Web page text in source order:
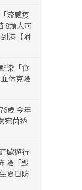
流感疫
8類人可
港【附
染「食
休克險
歲 今年
宛茵透
歐遊行
險「毀
夏日防